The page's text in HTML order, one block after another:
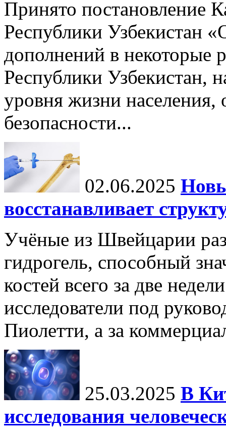
Принято постановление
Республики Узбекистан
дополнений в некоторые
Республики Узбекистан,
уровня жизни населения,
безопасности...
02.06.2025
восстанавливает
Учёные из Швейцарии
гидрогель, способный
костей всего за две
исследователи под
Пиолетти, а за
25.03.2025 В
исследования